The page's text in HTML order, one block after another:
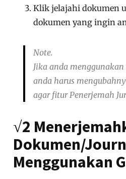
Klik jelajahi dokumen
dokumen yang ingin
Note.
Jika anda
anda harus
agar fitur Penerjemah
√2
Dokumen/
Menggunakan